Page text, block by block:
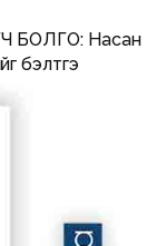
БОЛГО: Насан
бэлтгэ